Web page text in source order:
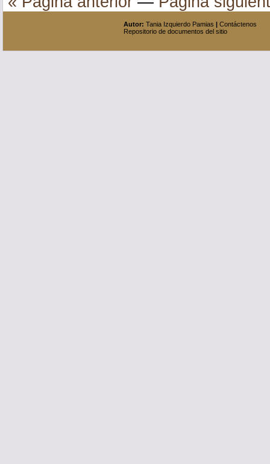
Autor: Tania Izquierdo Pamias | Contáctenos
Repositorio de documentos del sitio